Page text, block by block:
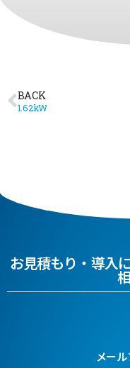
BACK
1.62kW
お見積もり・導入
メー